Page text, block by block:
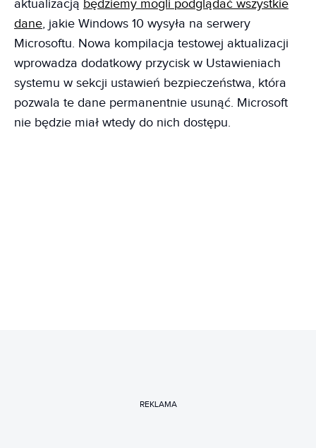
aktualizacją będziemy mogli podglądać wszystkie
dane, jakie Windows 10 wysyła na serwery
Microsoftu. Nowa kompilacja testowej aktualizacji
wprowadza dodatkowy przycisk w Ustawieniach
systemu w sekcji ustawień bezpieczeństwa, która
pozwala te dane permanentnie usunąć. Microsoft
nie będzie miał wtedy do nich dostępu.
REKLAMA